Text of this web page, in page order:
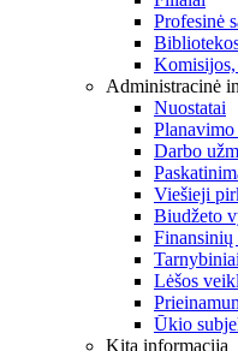
Profesinė
Komisijos,
Administracinė
Nuostatai
Darbo
Viešieji
Biudžeto
Finansinių
Lėšos
Ūkio
Kita informacija